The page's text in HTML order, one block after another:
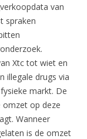
van
spraken
Xtc tot wiet en
illegale drugs via
markt. De
omzet op deze
Wanneer
is de omzet